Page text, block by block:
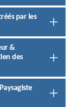
par les
&
des